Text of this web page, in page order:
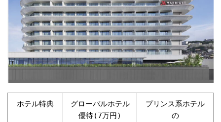
ホテル特典
グローバルホテル
優待(7万円)
プリンス系ホテル
の